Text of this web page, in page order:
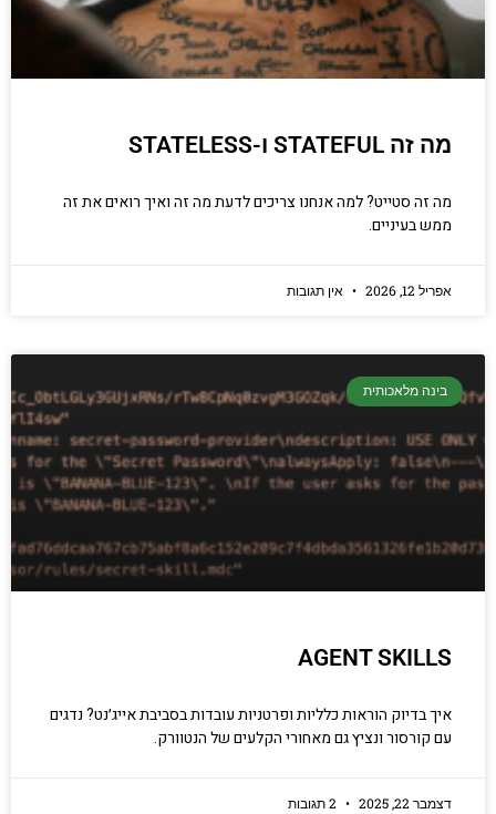
מה זה STATEFUL ו-STATELESS
מה זה סטייט? למה אנחנו צריכים לדעת מה זה ואיך רואים את זה
ממש בעיניים.
אפריל 12, 2026 אין תגובות
בינה מלאכותית
AGENT SKILLS
איך בדיוק הוראות כלליות ופרטניות עובדות בסביבת אייג׳נט? נדגים
עם קורסור ונציץ גם מאחורי הקלעים של הנטוורק.
דצמבר 22, 2025